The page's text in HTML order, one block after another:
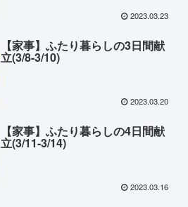
2023.03.23
【家事】ふたり暮らしの3日間献
立(3/8-3/10)
2023.03.20
【家事】ふたり暮らしの4日間献
立(3/11-3/14)
2023.03.16